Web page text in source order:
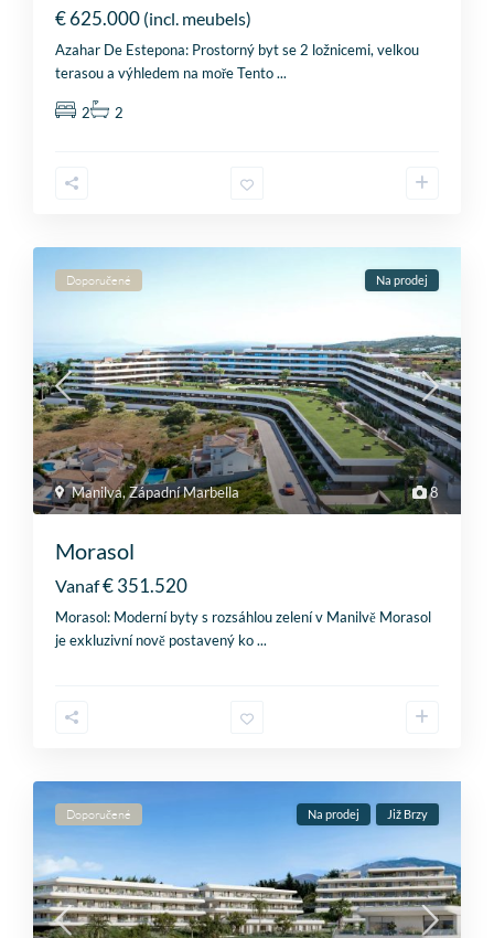
€ 625.000 (incl. meubels)
Azahar De Estepona: Prostorný byt se 2 ložnicemi, velkou
terasou a výhledem na moře Tento...
2 2
8
Manilva,Západní Marbella
Doporučené Na prodej
Morasol
Vanaf€ 351.520
Morasol: Moderní byty s rozsáhlou zelení v Manilvě Morasol
je exkluzivní nově postavený ko...
Doporučené Na prodej Již Brzy